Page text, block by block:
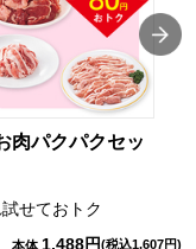
肉パクパクセッ
せておトク
本体 1,488円(税込1,607円)